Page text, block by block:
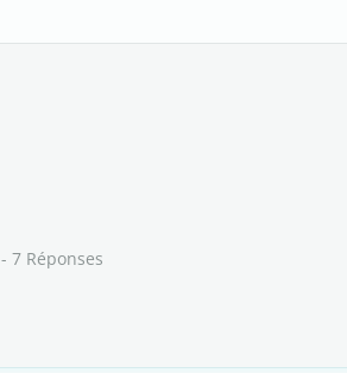
- 7 Réponses